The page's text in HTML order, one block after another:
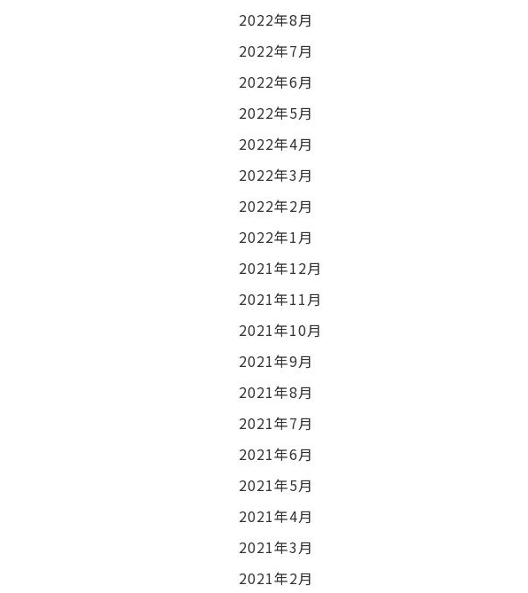
2022年8月
2022年7月
2022年6月
2022年5月
2022年4月
2022年3月
2022年2月
2022年1月
2021年12月
2021年11月
2021年10月
2021年9月
2021年8月
2021年7月
2021年6月
2021年5月
2021年4月
2021年3月
2021年2月